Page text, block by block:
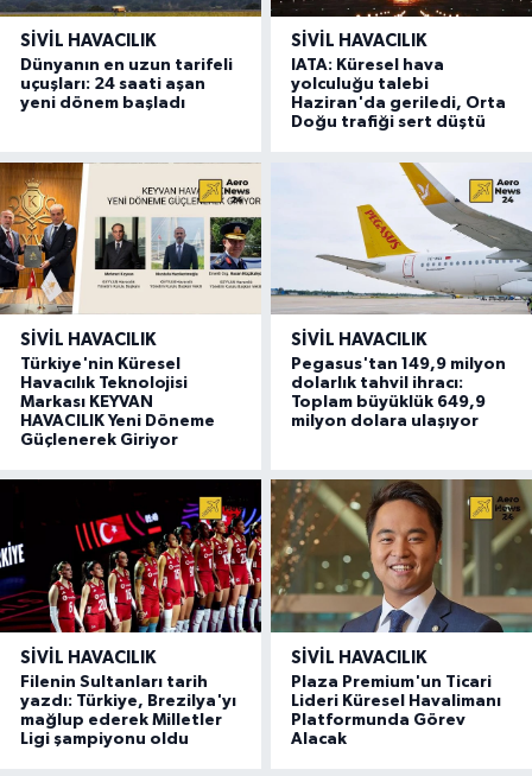
SIVIL HAVACILIK
Dünyanın en uzun tarifeli
uçuşları: 24 saati aşan
yeni dönem başladı
SIVIL HAVACILIK
IATA: Küresel hava
yolculuğu talebi
Haziran'da geriledi, Orta
Doğu trafiği sert düştü
SIVIL HAVACILIK
Türkiye'nin Küresel
Havacılık Teknolojisi
Markası KEYVAN
HAVACILIK Yeni Döneme
Güçlenerek Giriyor
SIVIL HAVACILIK
Pegasus'tan 149,9 milyon
dolarlık tahvil ihracı:
Toplam büyüklük 649,9
milyon dolara ulaşıyor
SIVIL HAVACILIK
Filenin Sultanları tarih
yazdı: Türkiye, Brezilya'yı
mağlup ederek Milletler
Ligi şampiyonu oldu
SIVIL HAVACILIK
Plaza Premium'un Ticari
Lideri Küresel Havalimanı
Platformunda Görev
Alacak